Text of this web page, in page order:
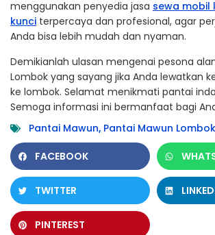
menggunakan penyedia jasa sewa mobil
kunci terpercaya dan profesional, agar
Anda bisa lebih mudah dan nyaman.
Demikianlah ulasan mengenai pesona
Lombok yang sayang jika Anda lewatkan
ke lombok. Selamat menikmati pantai
Semoga informasi ini bermanfaat bagi
Pantai Mawun, Pantai Mawun Lombok
FACEBOOK
TWITTER
PINTEREST